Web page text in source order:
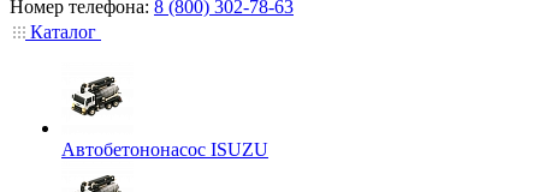
Номер телефона: 8 (800) 302-78-63
Каталог
Автобетононасос ISUZU